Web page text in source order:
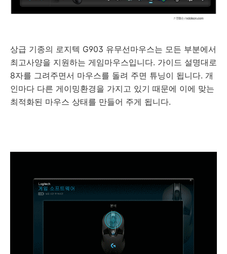
상급 기종의 로지텍 G903 유무선마우스는 모든 부분에서
최고사양을 지원하는 게임마우스입니다. 가이드 설명대로
8자를 그려주면서 마우스를 돌려 주면 튜닝이 됩니다. 개
인마다 다른 게이밍환경을 가지고 있기 때문에 이에 맞는
최적화된 마우스 상태를 만들어 주게 됩니다.